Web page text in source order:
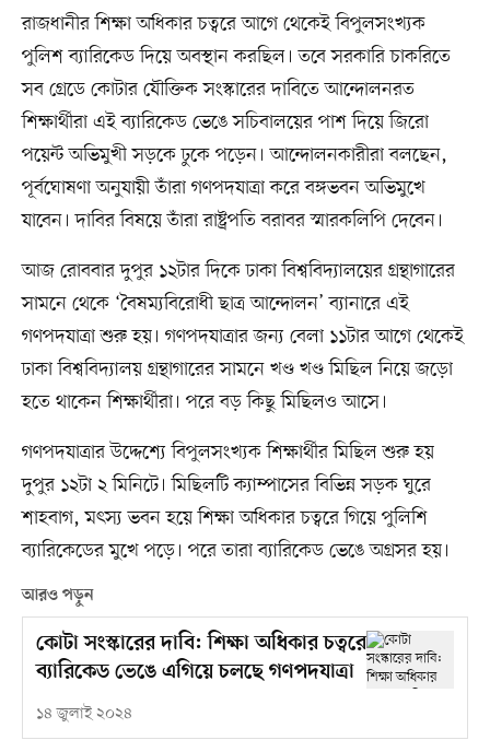
রাজধানীর শিক্ষা অধিকার চত্বরে আগে থেকেই বিপুলসংখ্যক
পুলিশ ব্যারিকেড দিয়ে অবস্থান করছিল। তবে সরকারি চাকরিতে
সব গ্রেডে কোটার যৌক্তিক সংস্কারের দাবিতে আন্দোলনরত
শিক্ষার্থীরা এই ব্যারিকেড ভেঙে সচিবালয়ের পাশ দিয়ে জিরো
পয়েন্ট অভিমুখী সড়কে ঢুকে পড়েন। আন্দোলনকারীরা বলছেন,
পূর্বঘোষণা অনুযায়ী তাঁরা গণপদযাত্রা করে বঙ্গভবন অভিমুখে
যাবেন। দাবির বিষয়ে তাঁরা রাষ্ট্রপতি বরাবর স্মারকলিপি দেবেন।
আজ রোববার দুপুর ১২টার দিকে ঢাকা বিশ্ববিদ্যালয়ের গ্রন্থাগারের
সামনে থেকে ‘বৈষম্যবিরোধী ছাত্র আন্দোলন’ ব্যানারে এই
গণপদযাত্রা শুরু হয়। গণপদযাত্রার জন্য বেলা ১১টার আগে থেকেই
ঢাকা বিশ্ববিদ্যালয় গ্রন্থাগারের সামনে খণ্ড খণ্ড মিছিল নিয়ে জড়ো
হতে থাকেন শিক্ষার্থীরা। পরে বড় কিছু মিছিলও আসে।
গণপদযাত্রার উদ্দেশ্যে বিপুলসংখ্যক শিক্ষার্থীর মিছিল শুরু হয়
দুপুর ১২টা ২ মিনিটে। মিছিলটি ক্যাম্পাসের বিভিন্ন সড়ক ঘুরে
শাহবাগ, মৎস্য ভবন হয়ে শিক্ষা অধিকার চত্বরে গিয়ে পুলিশি
ব্যারিকেডের মুখে পড়ে। পরে তারা ব্যারিকেড ভেঙে অগ্রসর হয়।
আরও পড়ুন
কোটা সংস্কারের দাবি: শিক্ষা অধিকার চত্বরে
ব্যারিকেড ভেঙে এগিয়ে চলছে গণপদযাত্রা
১৪ জুলাই ২০২৪